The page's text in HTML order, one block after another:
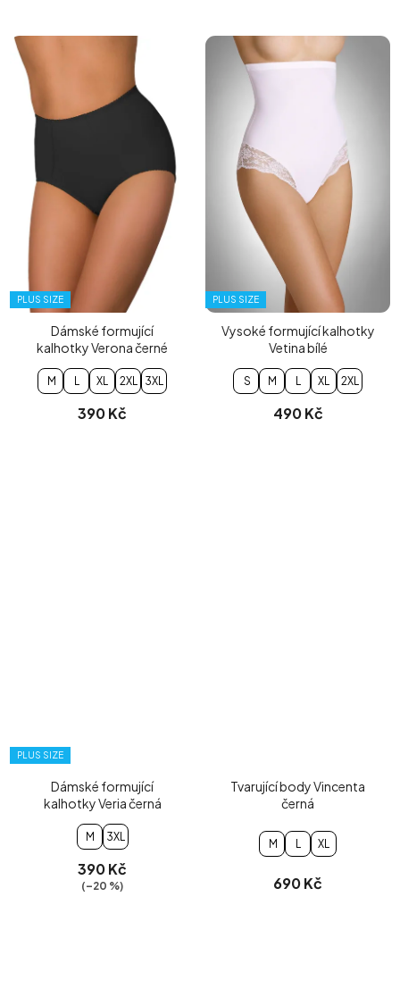
PLUS SIZE
Dámské formující
kalhotky Verona černé
M L XL 2XL 3XL
390 Kč
PLUS SIZE
Vysoké formující kalhotky
Vetina bílé
S M L XL 2XL
490 Kč
PLUS SIZE
Dámské formující
kalhotky Veria černá
M 3XL
390 Kč
(–20 %)
Tvarující body Vincenta
černá
M XL
690 Kč